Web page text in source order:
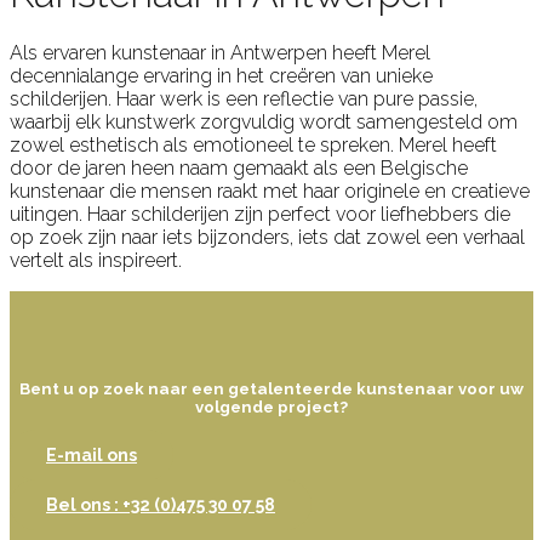
Als ervaren kunstenaar in Antwerpen heeft Merel
decennialange ervaring in het creëren van unieke
schilderijen. Haar werk is een reflectie van pure passie,
waarbij elk kunstwerk zorgvuldig wordt samengesteld om
zowel esthetisch als emotioneel te spreken. Merel heeft
door de jaren heen naam gemaakt als een Belgische
kunstenaar die mensen raakt met haar originele en creatieve
uitingen. Haar schilderijen zijn perfect voor liefhebbers die
op zoek zijn naar iets bijzonders, iets dat zowel een verhaal
vertelt als inspireert.
Bent u op zoek naar een getalenteerde kunstenaar voor uw
volgende project?
E-mail ons
Bel ons : +32 (0)475 30 07 58